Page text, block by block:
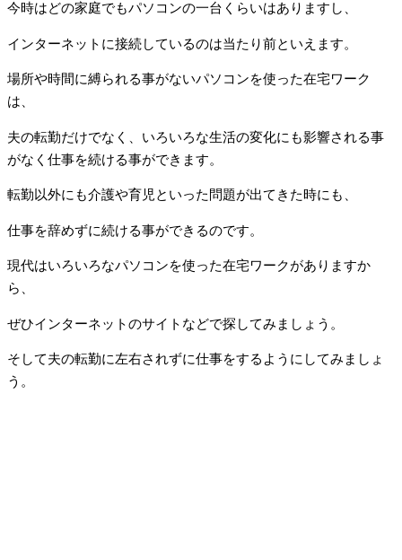
今時はどの家庭でもパソコンの一台くらいはありますし、
インターネットに接続しているのは当たり前といえます。
場所や時間に縛られる事がないパソコンを使った在宅ワーク
は、
夫の転勤だけでなく、いろいろな生活の変化にも影響される事
がなく仕事を続ける事ができます。
転勤以外にも介護や育児といった問題が出てきた時にも、
仕事を辞めずに続ける事ができるのです。
現代はいろいろなパソコンを使った在宅ワークがありますか
ら、
ぜひインターネットのサイトなどで探してみましょう。
そして夫の転勤に左右されずに仕事をするようにしてみましょ
う。